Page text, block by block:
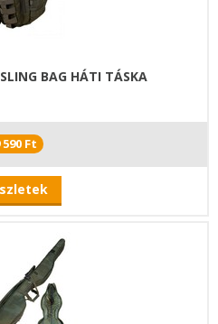
BAG HÁTI TÁSKA
590 Ft